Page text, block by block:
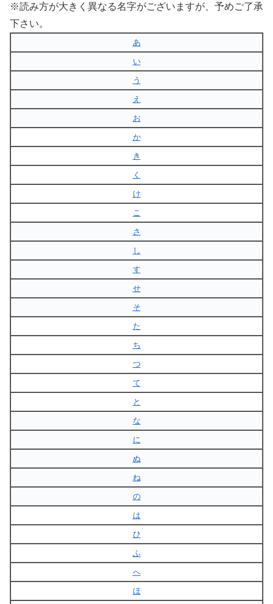
※読み方が大きく異なる名字がございますが、予めご了承
下さい。
あ
い
う
え
お
か
き
く
け
こ
さ
し
す
せ
そ
た
ち
つ
て
と
な
に
ぬ
ね
の
は
ひ
ふ
へ
ほ